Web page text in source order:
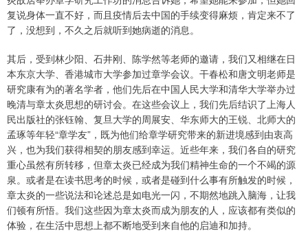
复说身体一直不好，而且疫情后去中国的手续变得麻烦，肯定来不了
了，没想到，不久之后就听到她病逝的消息。
其后，受到林少阳、石井刚、陈学然等老师的邀请，我们又相继在日
本东京大学、香港城市大学参加过章学会议。干春松和唐文明老师是
研究康有为的著名学者，他们先后在中国人民大学和清华大学举办过
晚清与章太炎思想的研讨会。在这些会议上，我们先后结识了上海人
民出版社的张钰翰、复旦大学的周展安、华东师大的王锐、北师大的
孟琢等年轻“章学友”，既为他们给章学研究带来的新进境感到由衷高
兴，也为我们获得相契的朋友感到幸运。近些年来，我们各自的研究
重心虽然有所转移，但章太炎已经成为我们精神生命的一个不竭的源
泉。或者是在读书思考的时候，或者是碰到什么事有所触发的时候，
章太炎的一些说法和论述总是如电光一闪，不期然地跳入脑海，让我
们顿有所悟。我们这些因为章太炎而成为朋友的人，应该都有类似的
体验，在生活中思想上都不断地受到来自他的启迪和加持。